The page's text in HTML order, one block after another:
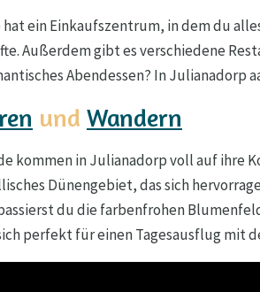
ein Einkaufszentrum, in dem du
Außerdem gibt es verschiedene
Abendessen? In Julianadorp
und Wandern
kommen in Julianadorp voll auf ihre
Dünengebiet, das sich
du die farbenfrohen
perfekt für einen Tagesausflug mit